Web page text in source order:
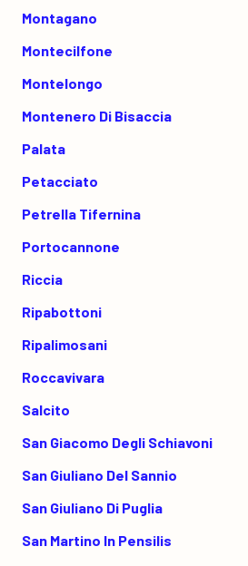
Montagano
Montecilfone
Montelongo
Montenero Di Bisaccia
Palata
Petacciato
Petrella Tifernina
Portocannone
Riccia
Ripabottoni
Ripalimosani
Roccavivara
Salcito
San Giacomo Degli Schiavoni
San Giuliano Del Sannio
San Giuliano Di Puglia
San Martino In Pensilis